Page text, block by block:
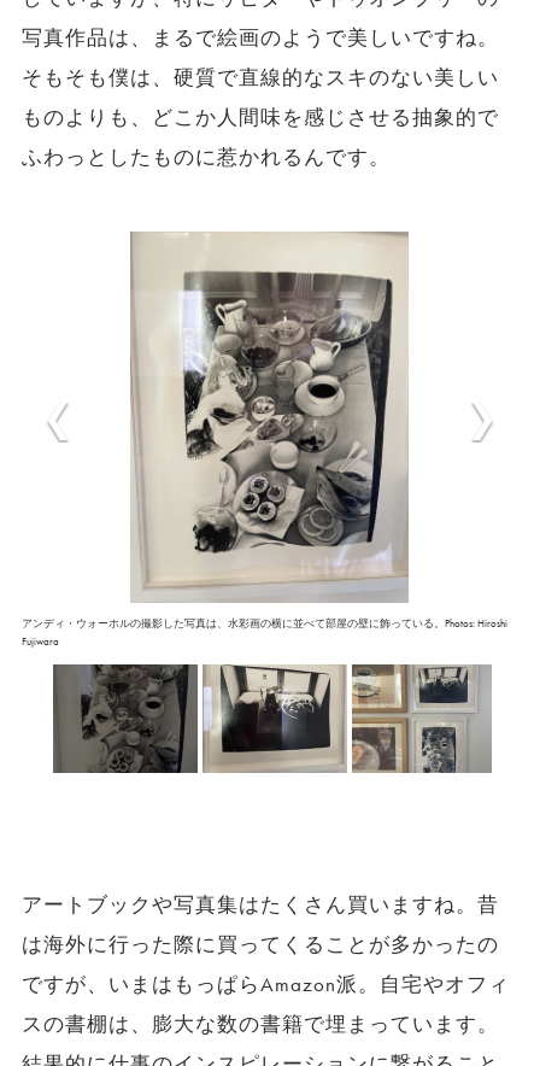
写真作品は、まるで絵画のようで美しいですね。
そもそも僕は、硬質で直線的なスキのない美しい
ものよりも、どこか人間味を感じさせる抽象的で
ふわっとしたものに惹かれるんです。
アンディ・ウォーホルの撮影した写真は、水彩画の横に並べて部屋の壁に飾っている。Photos: Hiroshi
Fujiwara
アートブックや写真集はたくさん買いますね。昔
は海外に行った際に買ってくることが多かったの
ですが、いまはもっぱらAmazon派。自宅やオフィ
スの書棚は、膨大な数の書籍で埋まっています。